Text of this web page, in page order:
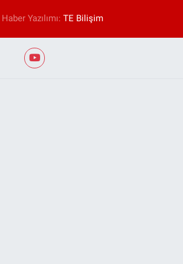
Haber Yazılımı:TE Bilişim